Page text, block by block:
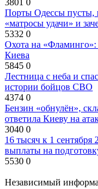
Порты Одессы пусты,
«матросы удачи» и
5332 0
Охота на «Фламинго»:
Киева
5845 0
Лестница с неба и
истории бойцов СВО
4374 0
Бензин «обнулён»,
ответила Киеву на
3040 0
16 тысяч к 1
выплаты на
5530 0
Независимый